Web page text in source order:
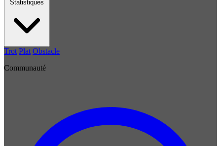
Statistiques
Trot Plat Obstacle
Communauté